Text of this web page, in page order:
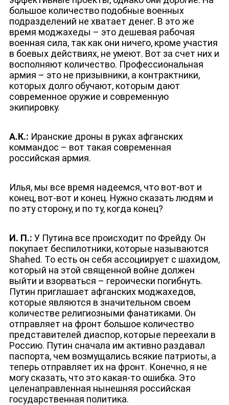
ЛИЦА КАНАЛА
большое количество подобные военных
подразделений не хватает денег. В это же
время моджахеды – это дешевая рабочая
военная сила, так как они ничего, кроме участия
в боевых действиях, не умеют. Вот за счет них и
восполняют количество. Профессиональная
армия – это не призывники, а контрактники,
которых долго обучают, которым дают
современное оружие и современную
экипировку.
А.К.: Иранские дроны в руках афганских
коммандос – вот такая современная
российская армия.
Илья, мы все время надеемся, что вот-вот и
конец, вот-вот и конец. Нужно сказать людям и
по эту сторону, и по ту, когда конец?
И. П.: У Путина все происходит по Фрейду. Он
покупает беспилотники, которые называются
Shahed. То есть он себя ассоциирует с шахидом,
который на этой священной войне должен
выйти и взорваться – героически погибнуть.
Путин приглашает афганских моджахедов,
которые являются в значительном своем
количестве религиозными фанатиками. Он
отправляет на фронт большое количество
представителей диаспор, которые переехали в
Россию. Путин сначала им активно раздавал
паспорта, чем возмущались всякие патриоты, а
теперь отправляет их на фронт. Конечно, я не
могу сказать, что это какая-то ошибка. Это
целенаправленная нынешняя российская
государственная политика.